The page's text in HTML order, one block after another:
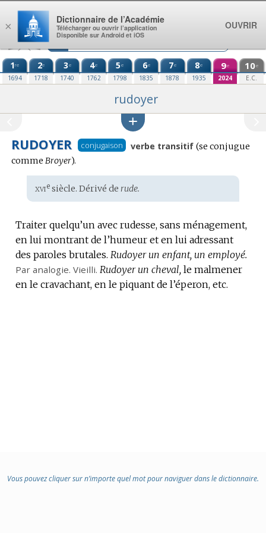
Aller au contenu
1re
1694
2e
1718
3e
1740
4e
1762
5e
1798
6e
1835
7e
1878
8e
1935
9e
2024
10e
E.C.
rudoyer
RUDOYER conjugaison verbe transitif Conjugaison
(se conjugue
comme Broyer).
Étymologie
:
xviesiècle. Dérivé de rude.
Traiter quelqu’un avec rudesse, sans ménagement,
en lui montrant de l’humeur et en lui adressant
des paroles brutales. Rudoyer un enfant, un employé.
Par analogie. Vieilli. Rudoyer un cheval, le malmener
en le cravachant, en le piquant de l’éperon, etc.
Vous pouvez cliquer sur n’importe quel mot pour naviguer dans le dictionnaire.
×
Dictionnaire de l’Académie
Télécharger ou ouvrir l’application
Disponible sur Android et iOS
OUVRIR